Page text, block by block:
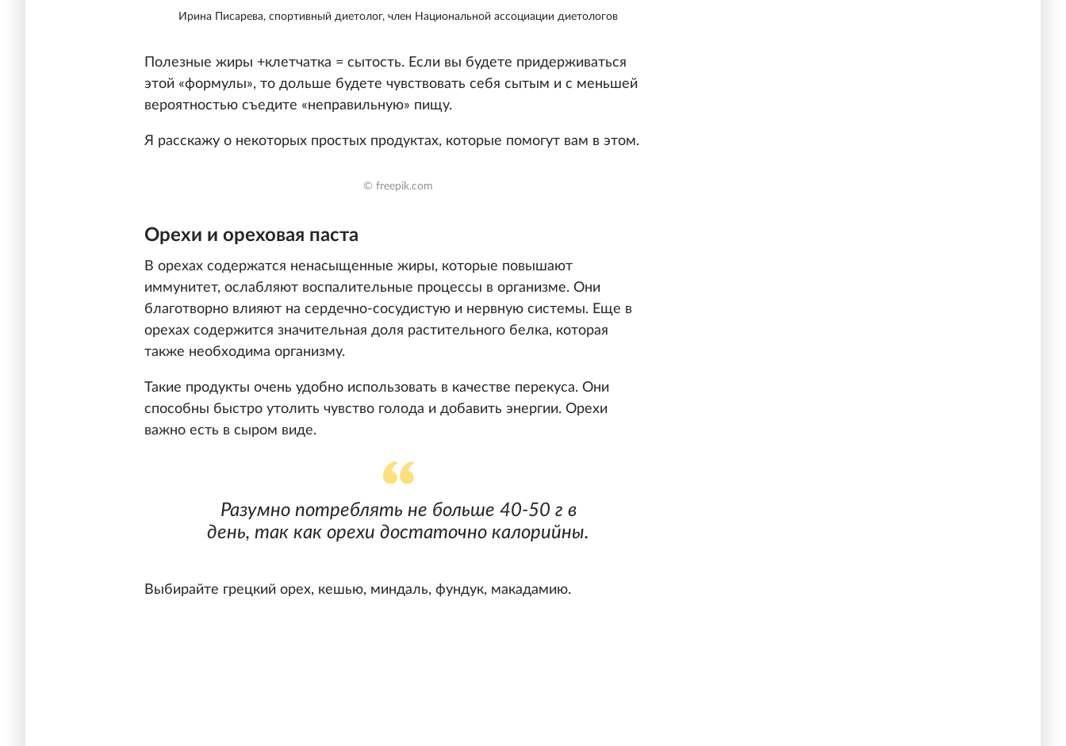
Ирина Писарева, спортивный диетолог, член Национальной ассоциации диетологов
Полезные жиры +клетчатка = сытость. Если вы будете придерживаться
этой «формулы», то дольше будете чувствовать себя сытым и с меньшей
вероятностью съедите «неправильную» пищу.
Я расскажу о некоторых простых продуктах, которые помогут вам в этом.
© freepik.com
Орехи и ореховая паста
В орехах содержатся ненасыщенные жиры, которые повышают
иммунитет, ослабляют воспалительные процессы в организме. Они
благотворно влияют на сердечно-сосудистую и нервную системы. Еще в
орехах содержится значительная доля растительного белка, которая
также необходима организму.
Такие продукты очень удобно использовать в качестве перекуса. Они
способны быстро утолить чувство голода и добавить энергии. Орехи
важно есть в сыром виде.
Разумно потреблять не больше 40-50 г в
день, так как орехи достаточно калорийны.
Выбирайте грецкий орех, кешью, миндаль, фундук, макадамию.